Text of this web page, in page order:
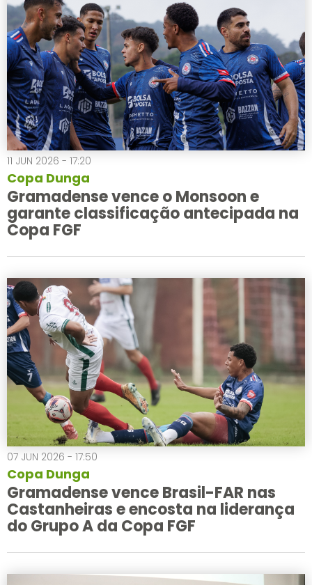
11 JUN 2026 - 17:20
Copa Dunga
Gramadense vence o Monsoon e
garante classificação antecipada na
Copa FGF
07 JUN 2026 - 17:50
Copa Dunga
Gramadense vence Brasil-FAR nas
Castanheiras e encosta na liderança
do Grupo A da Copa FGF